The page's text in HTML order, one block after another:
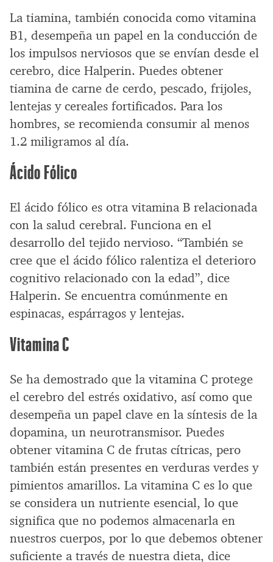
La tiamina, también conocida como vitamina
B1, desempeña un papel en la conducción de
los impulsos nerviosos que se envían desde el
cerebro, dice Halperin. Puedes obtener
tiamina de carne de cerdo, pescado, frijoles,
lentejas y cereales fortificados. Para los
hombres, se recomienda consumir al menos
1.2 miligramos al día.
Ácido Fólico
El ácido fólico es otra vitamina B relacionada
con la salud cerebral. Funciona en el
desarrollo del tejido nervioso. “También se
cree que el ácido fólico ralentiza el deterioro
cognitivo relacionado con la edad”, dice
Halperin. Se encuentra comúnmente en
espinacas, espárragos y lentejas.
Vitamina C
Se ha demostrado que la vitamina C protege
el cerebro del estrés oxidativo, así como que
desempeña un papel clave en la síntesis de la
dopamina, un neurotransmisor. Puedes
obtener vitamina C de frutas cítricas, pero
también están presentes en verduras verdes y
pimientos amarillos. La vitamina C es lo que
se considera un nutriente esencial, lo que
significa que no podemos almacenarla en
nuestros cuerpos, por lo que debemos obtener
suficiente a través de nuestra dieta, dice